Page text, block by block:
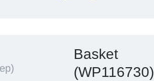
Basket
(WP116730)